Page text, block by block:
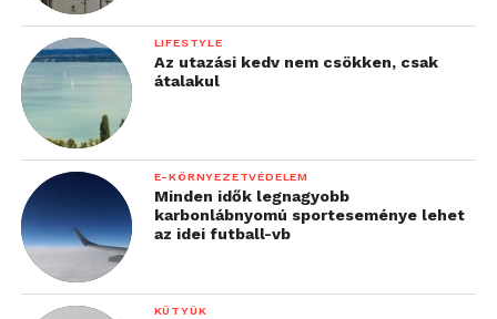
LIFESTYLE
Az utazási kedv nem csökken, csak
átalakul
E-KÖRNYEZETVÉDELEM
Minden idők legnagyobb
karbonlábnyomú sporteseménye lehet
az idei futball-vb
KÜTYÜK